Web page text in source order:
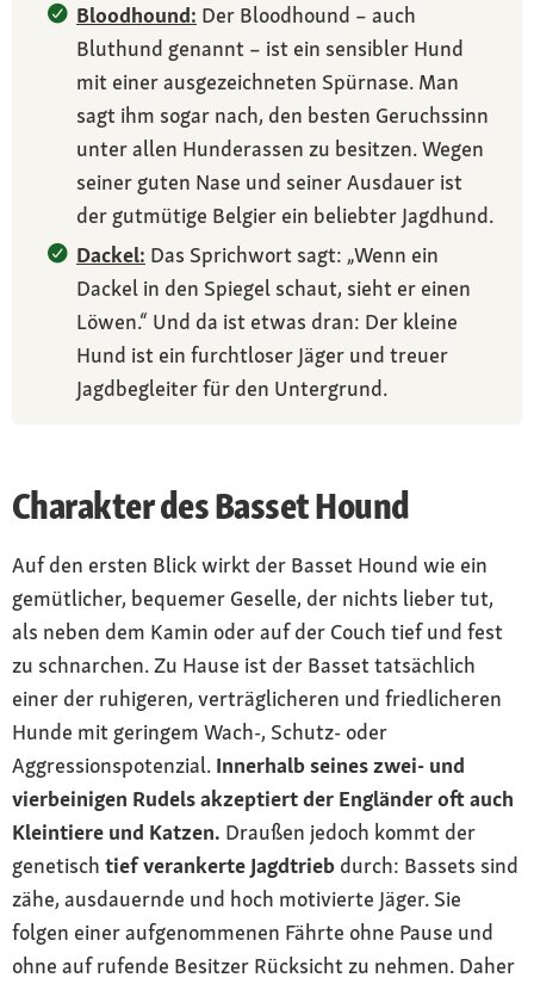
Bloodhound: Der Bloodhound – auch
Bluthund genannt – ist ein sensibler Hund
mit einer ausgezeichneten Spürnase. Man
sagt ihm sogar nach, den besten Geruchssinn
unter allen Hunderassen zu besitzen. Wegen
seiner guten Nase und seiner Ausdauer ist
der gutmütige Belgier ein beliebter Jagdhund.
Dackel: Das Sprichwort sagt: „Wenn ein
Dackel in den Spiegel schaut, sieht er einen
Löwen.“ Und da ist etwas dran: Der kleine
Hund ist ein furchtloser Jäger und treuer
Jagdbegleiter für den Untergrund.
Charakter des Basset Hound
Auf den ersten Blick wirkt der Basset Hound wie ein
gemütlicher, bequemer Geselle, der nichts lieber tut,
als neben dem Kamin oder auf der Couch tief und fest
zu schnarchen. Zu Hause ist der Basset tatsächlich
einer der ruhigeren, verträglicheren und friedlicheren
Hunde mit geringem Wach-, Schutz- oder
Aggressionspotenzial. Innerhalb seines zwei- und
vierbeinigen Rudels akzeptiert der Engländer oft auch
Kleintiere und Katzen. Draußen jedoch kommt der
genetisch tief verankerte Jagdtrieb durch: Bassets sind
zähe, ausdauernde und hoch motivierte Jäger. Sie
folgen einer aufgenommenen Fährte ohne Pause und
ohne auf rufende Besitzer Rücksicht zu nehmen. Daher